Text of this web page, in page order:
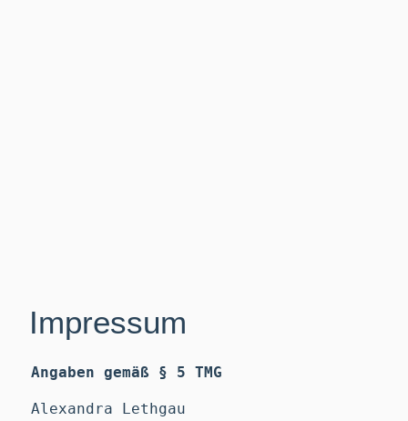
Impressum
Angaben gemäß § 5 TMG
Alexandra Lethgau